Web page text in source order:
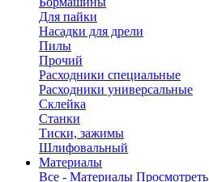
Для пайки
Насадки для дрели
Пилы
Прочий
Расходники специальные
Расходники универсальные
Склейка
Станки
Тиски, зажимы
Шлифовальный
Материалы
Все - Материалы Просмотреть